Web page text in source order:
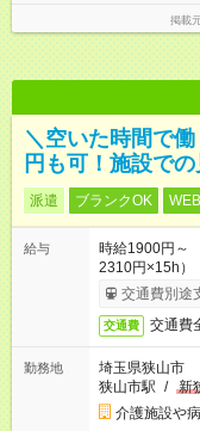
掲載
＼空いた時間で
円も可！施設で
派遣 ブランクOK
給与
時給1900円～
2310円×15h）
交通費別途
交通費 交通費
勤務地
埼玉県狭山市
狭山市駅 / 新
介護施設や